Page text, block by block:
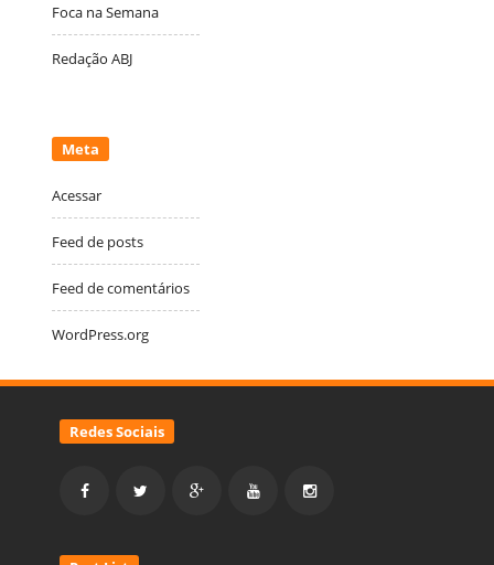
Foca na Semana
Redação ABJ
Meta
Acessar
Feed de posts
Feed de comentários
WordPress.org
Redes Sociais